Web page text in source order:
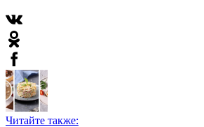
Читайте также: